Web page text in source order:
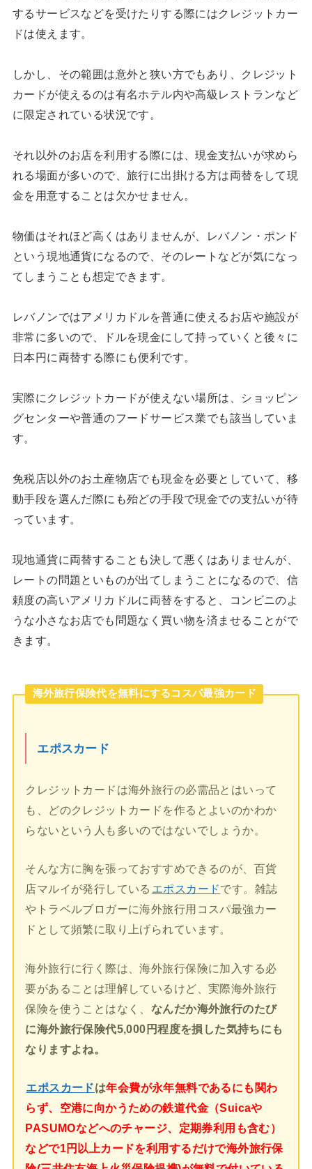
するサービスなどを受けたりする際にはクレジットカー
ドは使えます。
しかし、その範囲は意外と狭い方でもあり、クレジット
カードが使えるのは有名ホテル内や高級レストランなど
に限定されている状況です。
それ以外のお店を利用する際には、現金支払いが求めら
れる場面が多いので、旅行に出掛ける方は両替をして現
金を用意することは欠かせません。
物価はそれほど高くはありませんが、レバノン・ポンド
という現地通貨になるので、そのレートなどが気になっ
てしまうことも想定できます。
レバノンではアメリカドルを普通に使えるお店や施設が
非常に多いので、ドルを現金にして持っていくと後々に
日本円に両替する際にも便利です。
実際にクレジットカードが使えない場所は、ショッピン
グセンターや普通のフードサービス業でも該当していま
す。
免税店以外のお土産物店でも現金を必要としていて、移
動手段を選んだ際にも殆どの手段で現金での支払いが待
っています。
現地通貨に両替することも決して悪くはありませんが、
レートの問題といものが出てしまうことになるので、信
頼度の高いアメリカドルに両替をすると、コンビニのよ
うな小さなお店でも問題なく買い物を済ませることがで
きます。
海外旅行保険代を無料にするコスパ最強カード
エポスカード
クレジットカードは海外旅行の必需品とはいって
も、どのクレジットカードを作るとよいのかわか
らないという人も多いのではないでしょうか。
そんな方に胸を張っておすすめできるのが、百貨
店マルイが発行している エポスカードです。雑誌
やトラベルブロガーに海外旅行用コスパ最強カー
ドとして頻繁に取り上げられています。
海外旅行に行く際は、海外旅行保険に加入する必
要があることは理解しているけど、実際海外旅行
保険を使うことはなく、 なんだか海外旅行のたび
に海外旅行保険代5,000円程度を損した気持ちにも
なりますよね。
エポスカードは年会費が永年無料であるにも関わ
らず、空港に向かうための鉄道代金（Suicaや
PASUMOなどへのチャージ、定期券利用も含む）
などで1円以上カードを利用するだけで海外旅行保